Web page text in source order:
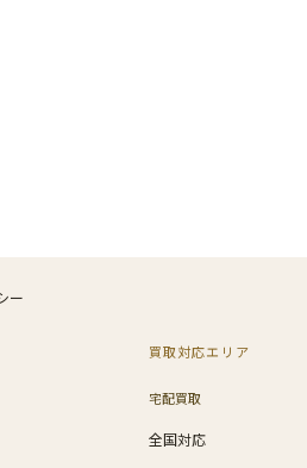
ー
買取対応エリア
宅配買取
全国対応